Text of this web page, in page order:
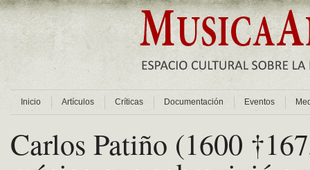
Inicio Artículos Críticas Documentación Eventos
Carlos Patiño (1600